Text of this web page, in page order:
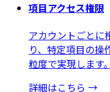
項目アクセス権限
アカウントごとに
り、特定項目の操
粒度で実現します。
詳細はこちら →